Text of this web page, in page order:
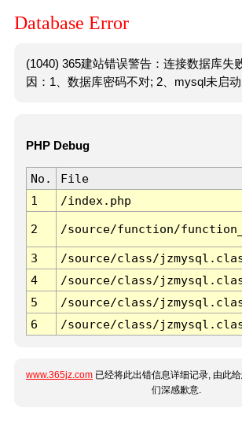
Database Error
(1040) 365建站错误警告：连接数据库失
因：1、数据库密码不对; 2、mysql未启动
PHP Debug
No. File
1
/index.php
2 /source/function/
3 /source/class/
4
/source/class/
5
/source/class/
6
/source/class/
www.365jz.com 已经将此出错信息详细记录, 由此
们深感歉意.